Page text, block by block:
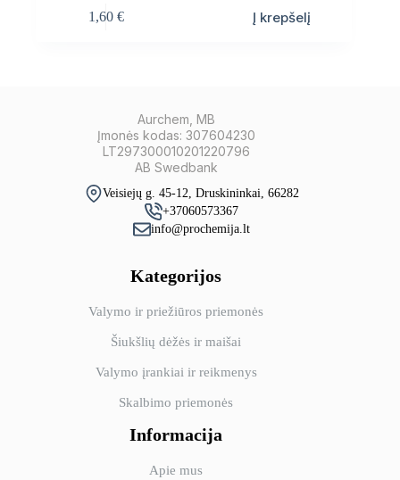
1,60 € Į krepšelį
Aurchem, MB
Įmonės kodas: 307604230
LT297300010201220796
AB Swedbank
Veisiejų g. 45-12, Druskininkai, 66282
+37060573367
info@prochemija.lt
Kategorijos
Valymo ir priežiūros priemonės
Šiukšlių dėžės ir maišai
Valymo įrankiai ir reikmenys
Skalbimo priemonės
Informacija
Apie mus